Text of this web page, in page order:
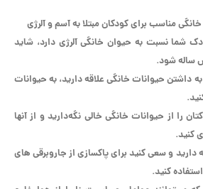
مناسب برای کودکان مبتلا به آسم و آلرژی
شما نسبت به حیوان خانگی آلرژی دارد، شاید
ساله شود.
داشتن حیوانات خانگی علاقه دارید، به حیوانات
را از حیوانات خانگی خالی نگه‌دارید و از آنها
کنید.
دارید و سعی کنید برای پاکسازی از جاروبرقی های
کنید.